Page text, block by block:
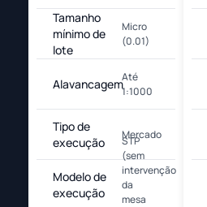
Tamanho
mínimo de
lote
Micro
(0.01)
AlavancagemAté
1:1000
Tipo de
execução
Mercado
Modelo de
execução
STP
(sem
intervenção
da
mesa